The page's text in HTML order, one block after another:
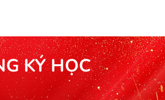
KÝ HỌC